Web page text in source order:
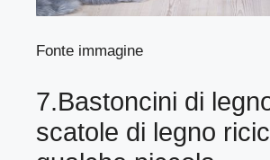
Fonte immagine
7.Bastoncini di
scatole di legno